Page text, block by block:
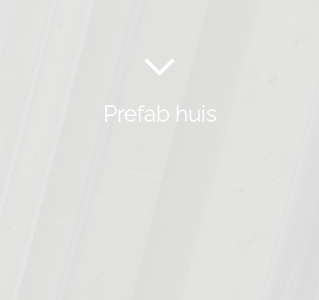
Prefab huis